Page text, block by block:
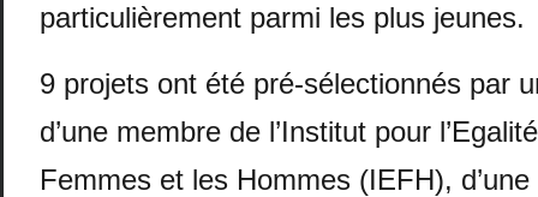
particulièrement parmi les plus jeunes.
9 projets ont été pré-sélectionnés par
d’une membre de l’Institut pour
Femmes et les Hommes (IEFH),